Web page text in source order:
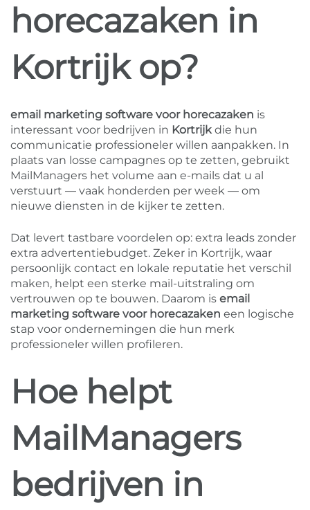
horecazaken in
Kortrijk op?
email marketing software voor horecazaken is
interessant voor bedrijven in Kortrijkdie hun
communicatie professioneler willen aanpakken. In
plaats van losse campagnes op te zetten, gebruikt
MailManagers het volume aan e-mails dat u al
verstuurt — vaak honderden per week — om
nieuwe diensten in de kijker te zetten.
Dat levert tastbare voordelen op: extra leads zonder
extra advertentiebudget. Zeker in Kortrijk, waar
persoonlijk contact en lokale reputatie het verschil
maken, helpt een sterke mail-uitstraling om
vertrouwen op te bouwen. Daarom is email
marketing software voor horecazaken een logische
stap voor ondernemingen die hun merk
professioneler willen profileren.
Hoe helpt
MailManagers
bedrijven in